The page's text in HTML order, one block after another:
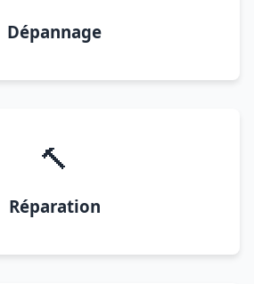
Dépannage
🔨
Réparation